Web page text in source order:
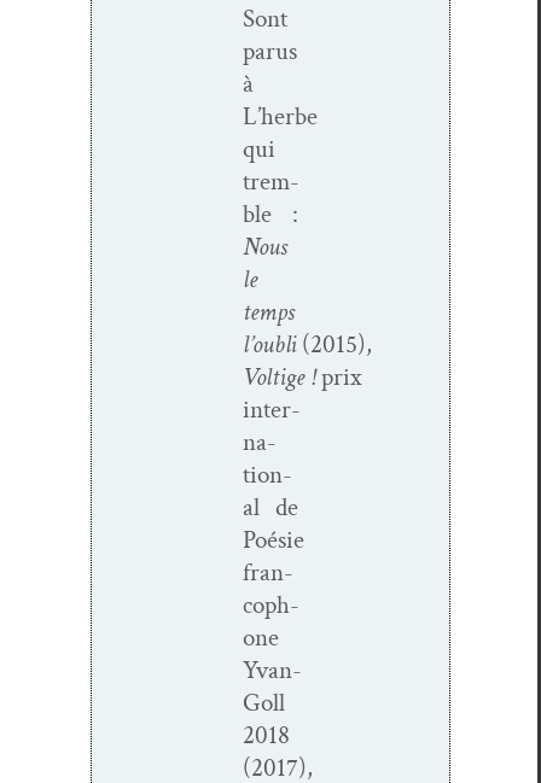
Sont
parus
à
L’herbe
qui
trem­
ble :
Nous
le
temps
l’oubli(2015),
Voltige !prix
inter­
na­
tion­
al de
Poésie
fran­
coph­
o­ne
Yvan-
Goll
2018
(2017),